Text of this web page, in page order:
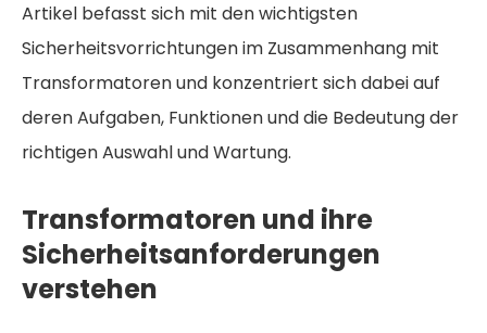
Artikel befasst sich mit den wichtigsten
Sicherheitsvorrichtungen im Zusammenhang mit
Transformatoren und konzentriert sich dabei auf
deren Aufgaben, Funktionen und die Bedeutung der
richtigen Auswahl und Wartung.
Transformatoren und ihre
Sicherheitsanforderungen
verstehen